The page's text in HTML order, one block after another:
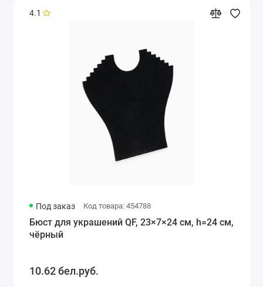
4.1
Под заказ Код товара: 454788
Бюст для украшений QF, 23×7×24 см, h=24 см,
чёрный
10.62 бел.руб.